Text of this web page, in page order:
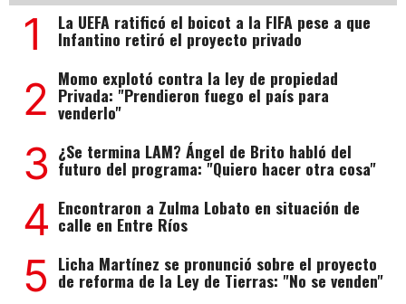
1 La UEFA ratificó el boicot a la FIFA pese a que
Infantino retiró el proyecto privado
2 Momo explotó contra la ley de propiedad
Privada: "Prendieron fuego el país para
venderlo"
3 ¿Se termina LAM? Ángel de Brito habló del
futuro del programa: "Quiero hacer otra cosa"
4 Encontraron a Zulma Lobato en situación de
calle en Entre Ríos
5 Licha Martínez se pronunció sobre el proyecto
de reforma de la Ley de Tierras: "No se venden"